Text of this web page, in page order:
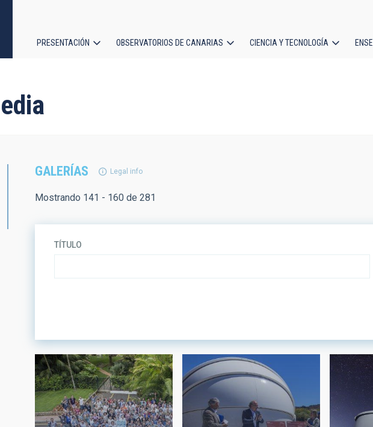
principal
PRESENTACIÓN OBSERVATORIOS DE CANARIAS CIENCIA Y TECNOLOGÍA
GALERÍAS Legal info
Mostrando 141 - 160 de 281
TÍTULO
ASTROFÍSICAS
- Any -
FECHA DE CREACIÓN ORDENAR POR